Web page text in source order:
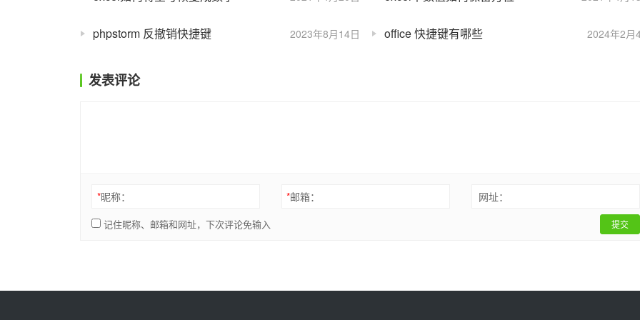
2023年8月14日
phpstorm 反撤销快捷键 2024年2月
office 快捷键有哪些
发表评论
*昵称： *邮箱： 网址：
记住昵称、邮箱和网址，下次评论免输入 提交